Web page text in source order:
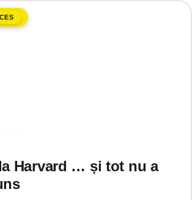
Harvard … și tot nu a